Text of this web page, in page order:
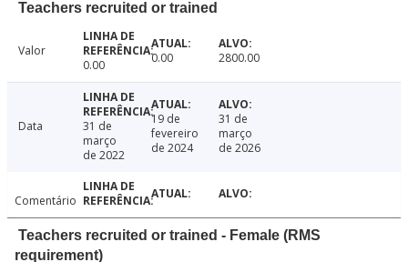
Teachers recruited or trained
Valor
0.00
0.00 2800.00
Data
31 de
março
de 2022
19 de
fevereiro
de 2024
31 de
março
de 2026
Comentário
Teachers recruited or trained - Female (RMS
requirement)